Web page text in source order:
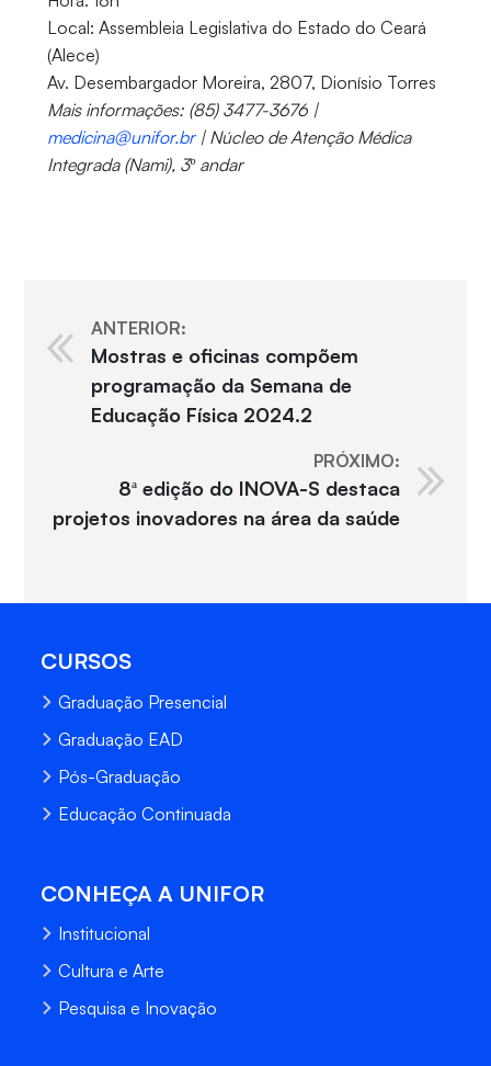
Local: Assembleia Legislativa do Estado do Ceará
(Alece)
Av. Desembargador Moreira, 2807, Dionísio Torres
Mais informações: (85) 3477-3676 |
medicina@unifor.br| Núcleo de Atenção Médica
Integrada (Nami), 3º andar
ANTERIOR:
Mostras e oficinas compõem
programação da Semana de
Educação Física 2024.2
PRÓXIMO:
8ª edição do INOVA-S destaca
projetos inovadores na área da saúde
CURSOS
Graduação Presencial
Graduação EAD
Pós-Graduação
Educação Continuada
CONHEÇA A UNIFOR
Institucional
Cultura e Arte
Pesquisa e Inovação